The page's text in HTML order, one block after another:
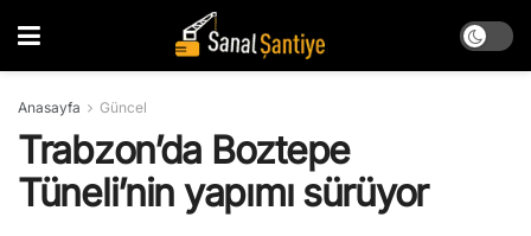
Anasayfa Güncel
Trabzon’da Boztepe
Tüneli’nin yapımı sürüyor